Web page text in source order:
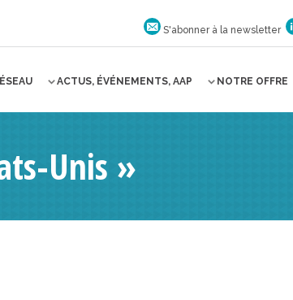
S'abonner à la newsletter
ACTUS, ÉVÉNEMENTS, AAP NOTRE OFFRE
Unis »